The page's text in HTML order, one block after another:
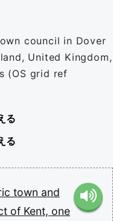
council in Dover
United Kingdom,
(OS grid ref
る
る
town and
of Kent, one